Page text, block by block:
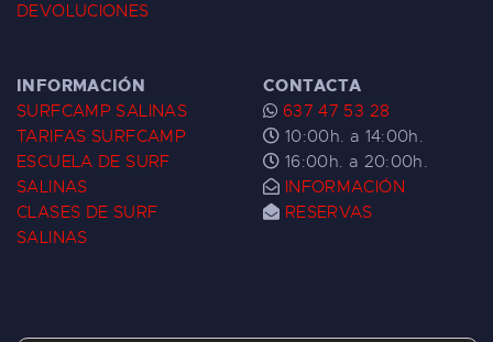
DEVOLUCIONES
INFORMACIÓN
SURFCAMP SALINAS
TARIFAS SURFCAMP
ESCUELA DE SURF
SALINAS
CLASES DE SURF
SALINAS
CONTACTA
637 47 53 28
10:00h. a 14:00h.
16:00h. a 20:00h.
INFORMACIÓN
RESERVAS